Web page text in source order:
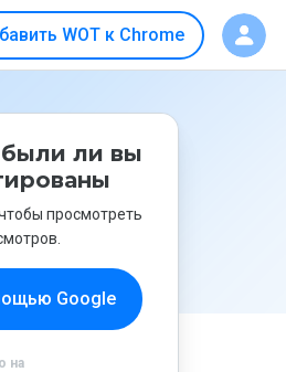
WOT к Chrome
были ли вы
просмотреть
Google
на